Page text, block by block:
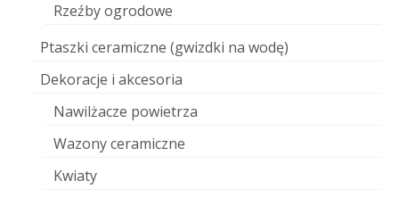
Rzeźby ogrodowe
Ptaszki ceramiczne (gwizdki na wodę)
Dekoracje i akcesoria
Nawilżacze powietrza
Wazony ceramiczne
Kwiaty